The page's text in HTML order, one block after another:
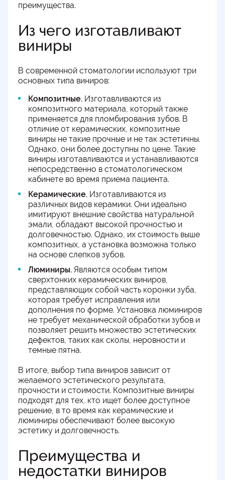
преимущества.
Из чего изготавливают
виниры
В современной стоматологии используют три
основных типа виниров:
Композитные. Изготавливаются из
композитного материала, который также
применяется для пломбирования зубов. В
отличие от керамических, композитные
виниры не такие прочные и не так эстетичны.
Однако, они более доступны по цене. Такие
виниры изготавливаются и устанавливаются
непосредственно в стоматологическом
кабинете во время приема пациента.
Керамические. Изготавливаются из
различных видов керамики. Они идеально
имитируют внешние свойства натуральной
эмали, обладают высокой прочностью и
долговечностью. Однако, их стоимость выше
композитных, а установка возможна только
на основе слепков зубов.
Люминиры. Являются особым типом
сверхтонких керамических виниров,
представляющих собой часть коронки зуба,
которая требует исправления или
дополнения по форме. Установка люминиров
не требует механической обработки зубов и
позволяет решить множество эстетических
дефектов, таких как сколы, неровности и
темные пятна.
В итоге, выбор типа виниров зависит от
желаемого эстетического результата,
прочности и стоимости. Композитные виниры
подходят для тех, кто ищет более доступное
решение, в то время как керамические и
люминиры обеспечивают более высокую
эстетику и долговечность.
Преимущества и
недостатки виниров